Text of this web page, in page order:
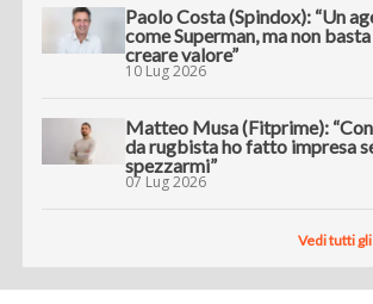
Paolo Costa (Spindox): “Un
come Superman, ma non
creare valore”
10 Lug 2026
Matteo Musa (Fitprime):
da rugbista ho fatto impresa
spezzarmi”
07 Lug 2026
Vedi tutti